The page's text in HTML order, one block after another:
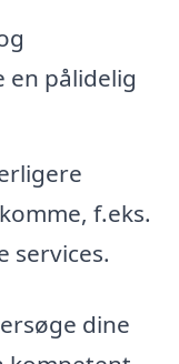
pålidelig
f.eks.
services.
dine